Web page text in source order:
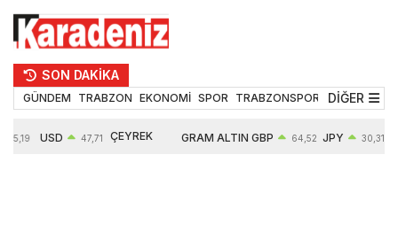
SON DAKİKA
GÜNDEM TRABZON EKONOMİ SPOR TRABZONSPOR TEKNOLOJİ
DİĞER
55,19 USD 47,71 ÇEYREK GRAM ALTIN GBP 64,52 JPY 30,31